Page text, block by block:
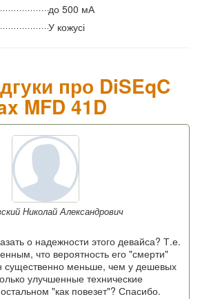
до 500 мА
У кожусі
про DiSEqC
MFD 41D
Николай Александрович
о надежности этого девайса? Т.е.
что вероятность его "смерти"
существенно меньше, чем у дешевых
улучшенные технические
"как повезет"? Спасибо.